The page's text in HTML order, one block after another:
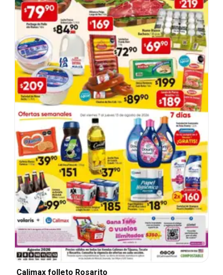
Calimax folleto Rosarito